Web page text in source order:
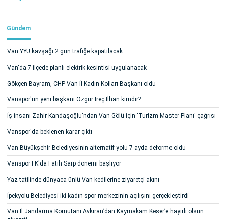
Gündem
Van YYÜ kavşağı 2 gün trafiğe kapatılacak
Van'da 7 ilçede planlı elektrik kesintisi uygulanacak
Gökçen Bayram, CHP Van İl Kadın Kolları Başkanı oldu
Vanspor'un yeni başkanı Özgür İreç İlhan kimdir?
İş insanı Zahir Kandaşoğlu'ndan Van Gölü için 'Turizm Master Planı' çağrısı
Vanspor'da beklenen karar çıktı
Van Büyükşehir Belediyesinin alternatif yolu 7 ayda deforme oldu
Vanspor FK'da Fatih Sarp dönemi başlıyor
Yaz tatilinde dünyaca ünlü Van kedilerine ziyaretçi akını
İpekyolu Belediyesi iki kadın spor merkezinin açılışını gerçekleştirdi
Van İl Jandarma Komutanı Avkıran’dan Kaymakam Keser’e hayırlı olsun